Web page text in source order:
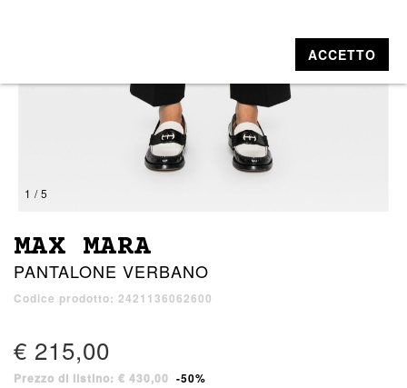
1 / 5
MAX MARA
PANTALONE VERBANO
Codice prodotto: 2421136062600
€ 215,00
Prezzo di listino: € 430,00 -50%
ACCETTO